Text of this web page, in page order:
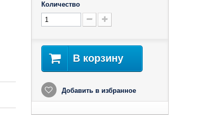
Количество
В корзину
Добавить в избранное